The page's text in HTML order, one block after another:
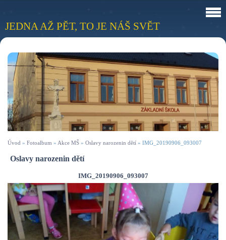
JEDNA AŽ PĚT, TO JE NÁŠ SVĚT
Úvod » Fotoalbum » Akce MŠ » Oslavy narozenin dětí » IMG_20190906_093007
Oslavy narozenin dětí
IMG_20190906_093007